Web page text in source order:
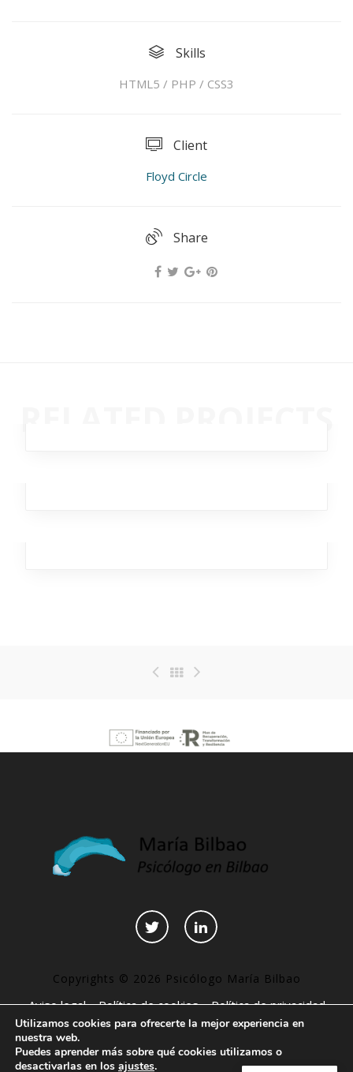
Skills
HTML5 / PHP / CSS3
Client
Floyd Circle
Share
Copyrights © 2026 Psicólogo María Bilbao
Aviso legal–Política de cookies–Política de privacidad
–Declaración de accesibilidad–Páginas interesantes
Utilizamos cookies para ofrecerte la mejor experiencia en
nuestra web.
Puedes aprender más sobre qué cookies utilizamos o
desactivarlas en los ajustes.